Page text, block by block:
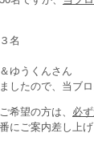
名
ゆうくんさん
したので、当ブ
希望の方は、 必
にご案内差し上げ